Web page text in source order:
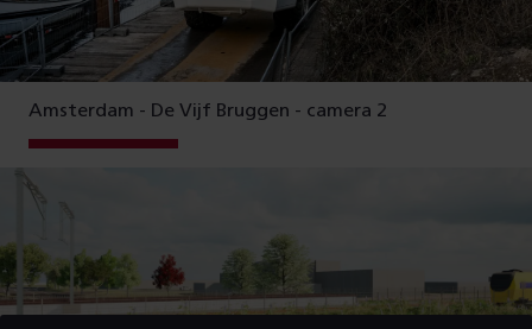
Amsterdam - De Vijf Bruggen - camera 2